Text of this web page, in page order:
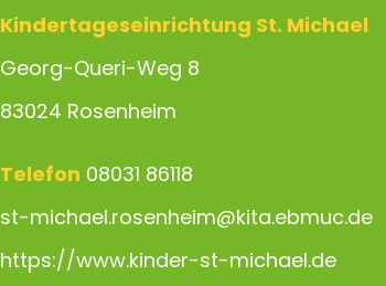
Kindertageseinrichtung St. Michael
Georg-Queri-Weg 8
83024 Rosenheim
Telefon 08031 86118
st-michael.rosenheim@kita.ebmuc.de
https://www.kinder-st-michael.de